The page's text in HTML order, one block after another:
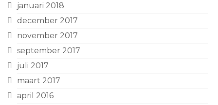
januari 2018
december 2017
november 2017
september 2017
juli 2017
maart 2017
april 2016